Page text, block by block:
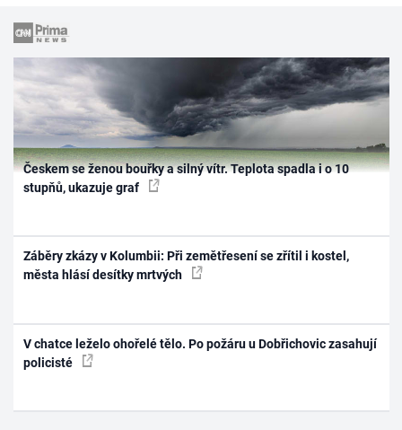
Českem se ženou bouřky a silný vítr. Teplota spadla i o 10
stupňů, ukazuje graf
Záběry zkázy v Kolumbii: Při zemětřesení se zřítil i kostel,
města hlásí desítky mrtvých
V chatce leželo ohořelé tělo. Po požáru u Dobřichovic zasahují
policisté